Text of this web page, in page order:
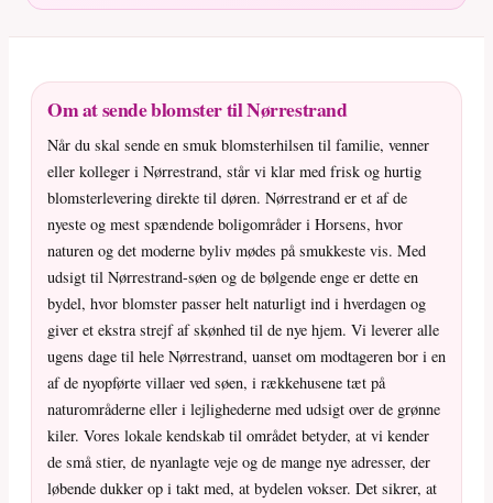
Om at sende blomster til Nørrestrand
Når du skal sende en smuk blomsterhilsen til familie, venner
eller kolleger i Nørrestrand, står vi klar med frisk og hurtig
blomsterlevering direkte til døren. Nørrestrand er et af de
nyeste og mest spændende boligområder i Horsens, hvor
naturen og det moderne byliv mødes på smukkeste vis. Med
udsigt til Nørrestrand-søen og de bølgende enge er dette en
bydel, hvor blomster passer helt naturligt ind i hverdagen og
giver et ekstra strejf af skønhed til de nye hjem. Vi leverer alle
ugens dage til hele Nørrestrand, uanset om modtageren bor i en
af de nyopførte villaer ved søen, i rækkehusene tæt på
naturområderne eller i lejlighederne med udsigt over de grønne
kiler. Vores lokale kendskab til området betyder, at vi kender
de små stier, de nyanlagte veje og de mange nye adresser, der
løbende dukker op i takt med, at bydelen vokser. Det sikrer, at